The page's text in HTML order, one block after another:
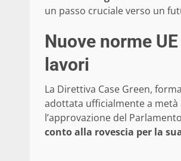
un passo cruciale verso un
Nuove norme
lavori
La Direttiva Case Green,
adottata ufficialmente a
l’approvazione del
conto alla rovescia per la